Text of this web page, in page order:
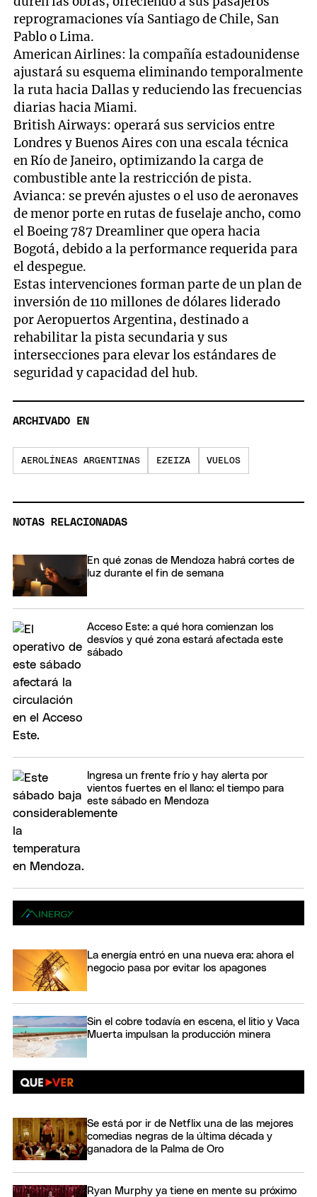
reprogramaciones vía Santiago de Chile, San
Pablo o Lima.
American Airlines: la compañía estadounidense
ajustará su esquema eliminando temporalmente
la ruta hacia Dallas y reduciendo las frecuencias
diarias hacia Miami.
British Airways: operará sus servicios entre
Londres y Buenos Aires con una escala técnica
en Río de Janeiro, optimizando la carga de
combustible ante la restricción de pista.
Avianca: se prevén ajustes o el uso de aeronaves
de menor porte en rutas de fuselaje ancho, como
el Boeing 787 Dreamliner que opera hacia
Bogotá, debido a la performance requerida para
el despegue.
Estas intervenciones forman parte de un plan de
inversión de 110 millones de dólares liderado
por Aeropuertos Argentina, destinado a
rehabilitar la pista secundaria y sus
intersecciones para elevar los estándares de
seguridad y capacidad del hub.
ARCHIVADO EN
AEROLÍNEAS ARGENTINAS EZEIZA VUELOS
NOTAS RELACIONADAS
En qué zonas de Mendoza habrá cortes de
luz durante el fin de semana
Acceso Este: a qué hora comienzan los
desvíos y qué zona estará afectada este
sábado
Ingresa un frente frío y hay alerta por
vientos fuertes en el llano: el tiempo para
este sábado en Mendoza
La energía entró en una nueva era: ahora el
negocio pasa por evitar los apagones
Sin el cobre todavía en escena, el litio y Vaca
Muerta impulsan la producción minera
Se está por ir de Netflix una de las mejores
comedias negras de la última década y
ganadora de la Palma de Oro
Ryan Murphy ya tiene en mente su próximo